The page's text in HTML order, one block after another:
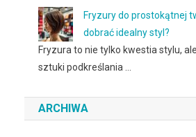
Fryzury do prostokątnej
dobrać idealny styl?
Fryzura to nie tylko kwestia stylu,
sztuki podkreślania …
ARCHIWA